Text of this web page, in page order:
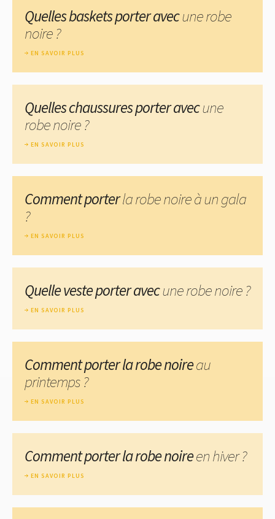
Quelles baskets porter avecune robe
noire ?
EN SAVOIR PLUS
Quelles chaussures porter avecune
robe noire ?
EN SAVOIR PLUS
Comment porterla robe noire à un gala
?
EN SAVOIR PLUS
Quelle veste porter avecune robe noire ?
EN SAVOIR PLUS
Comment porter la robe noireau
printemps ?
EN SAVOIR PLUS
Comment porter la robe noireen hiver ?
EN SAVOIR PLUS